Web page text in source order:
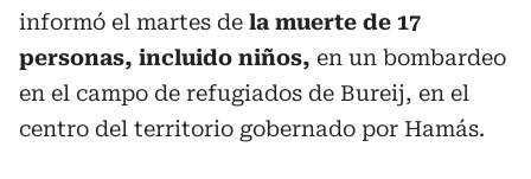
informó el martes de la muerte de 17
personas, incluido niños, en un bombardeo
en el campo de refugiados de Bureij, en el
centro del territorio gobernado por Hamás.